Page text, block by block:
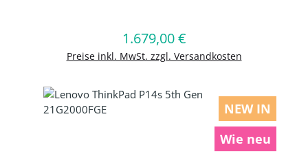
Regulärer Preis:
1.679,00 €
Preise inkl. MwSt. zzgl. Versandkosten
In den Warenkorb
NEW IN
Wie neu